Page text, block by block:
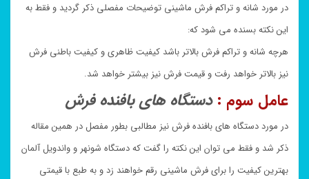
در مورد شانه و تراکم فرش ماشینی توضیحات مفصلی ذکر گردید و فقط به
این نکته بسنده می شود که:
هرچه شانه و تراکم فرش بالاتر باشد کیفیت ظاهری و کیفیت باطنی فرش
نیز بالاتر خواهد رفت و قیمت فرش نیز بیشتر خواهد شد.
عامل سوم : دستگاه های بافنده فرش
در مورد دستگاه های بافنده فرش نیز مطالبی بطور مفصل در همین مقاله
ذکر شد و فقط می توان این نکته را گفت که دستگاه شونهر و واندویل آلمان
بهترین کیفیت را برای فرش ماشینی رقم خواهند زد و به طبع با قیمتی